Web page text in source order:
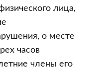
лица,
о месте
часов
члены его